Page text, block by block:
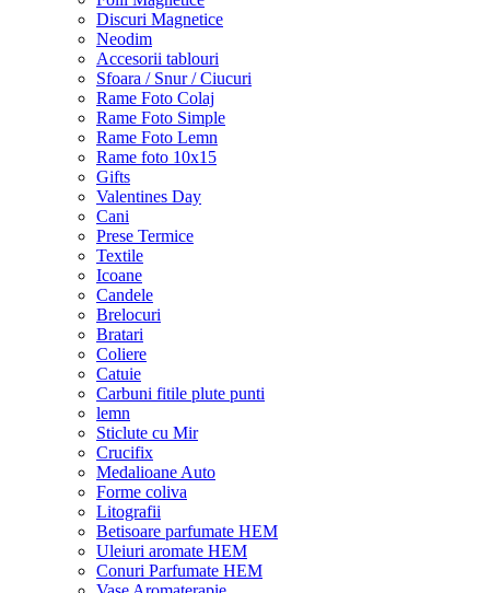
Discuri Magnetice
Neodim
Accesorii tablouri
Sfoara / Snur / Ciucuri
Rame Foto Colaj
Rame Foto Simple
Rame Foto Lemn
Rame foto 10x15
Gifts
Valentines Day
Cani
Prese Termice
Textile
Icoane
Candele
Brelocuri
Bratari
Coliere
Catuie
Carbuni fitile plute punti
lemn
Sticlute cu Mir
Crucifix
Medalioane Auto
Forme coliva
Litografii
Betisoare parfumate HEM
Uleiuri aromate HEM
Conuri Parfumate HEM